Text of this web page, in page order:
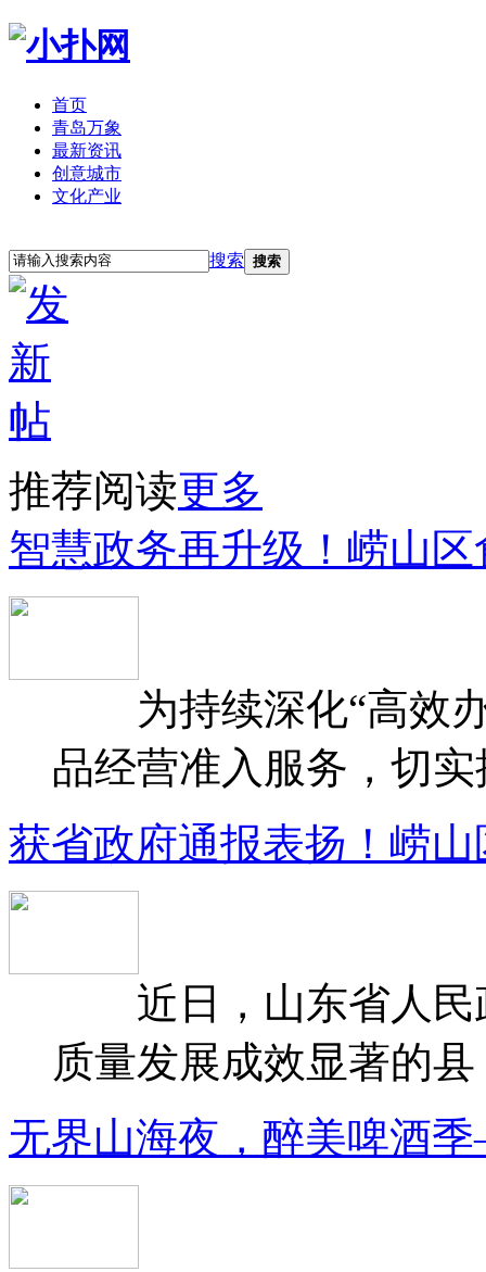
首页
青岛万象
最新资讯
创意城市
文化产业
搜索 搜索
推荐阅读更多
智慧政务再升级！崂山
为持续深化“高效办
品经营准入服务，切
获省政府通报表扬！崂
近日，山东省人民
质量发展成效显著的
无界山海夜，醉美啤酒